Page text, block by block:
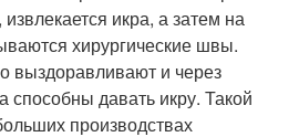
икра, а затем на
хирургические швы.
выздоравливают и через
способны давать икру. Такой
производствах